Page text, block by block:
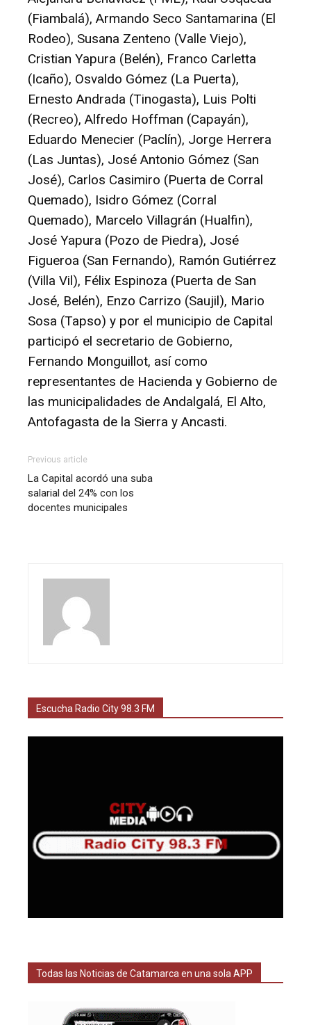
(Fiambalá), Armando Seco Santamarina (El
Rodeo), Susana Zenteno (Valle Viejo),
Cristian Yapura (Belén), Franco Carletta
(Icaño), Osvaldo Gómez (La Puerta),
Ernesto Andrada (Tinogasta), Luis Polti
(Recreo), Alfredo Hoffman (Capayán),
Eduardo Menecier (Paclín), Jorge Herrera
(Las Juntas), José Antonio Gómez (San
José), Carlos Casimiro (Puerta de Corral
Quemado), Isidro Gómez (Corral
Quemado), Marcelo Villagrán (Hualfin),
José Yapura (Pozo de Piedra), José
Figueroa (San Fernando), Ramón Gutiérrez
(Villa Vil), Félix Espinoza (Puerta de San
José, Belén), Enzo Carrizo (Saujil), Mario
Sosa (Tapso) y por el municipio de Capital
participó el secretario de Gobierno,
Fernando Monguillot, así como
representantes de Hacienda y Gobierno de
las municipalidades de Andalgalá, El Alto,
Antofagasta de la Sierra y Ancasti.
Previous article
La Capital acordó una suba
salarial del 24% con los
docentes municipales
Escucha Radio City 98.3 FM
Todas las Noticias de Catamarca en una sola APP